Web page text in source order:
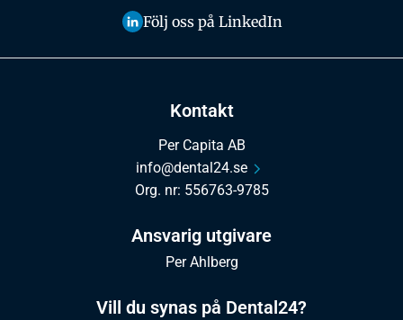
Kontakt
Per Capita AB
info@dental24.se
Org. nr: 556763-9785
Ansvarig utgivare
Per Ahlberg
Vill du synas på Dental24?
Följ oss på LinkedIn